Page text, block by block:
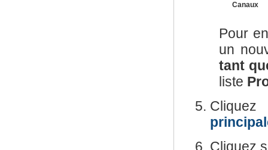
Canaux
Pour
un
tant
liste
Cliquez